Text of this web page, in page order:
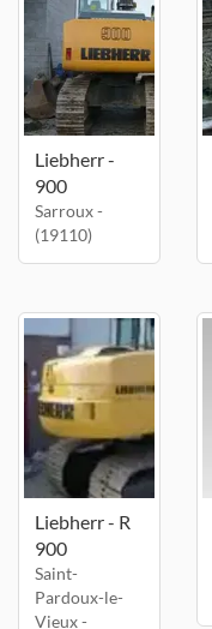
Liebherr -
900
Sarroux -
(19110)
Liebherr - R
900
Saint-
Pardoux-le-
Vieux -